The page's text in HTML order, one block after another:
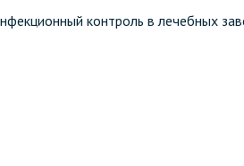
контроль в лечебных